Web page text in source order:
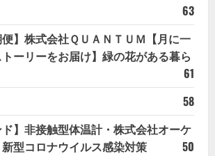
63
便】株式会社ＱＵＡＮＴＵＭ【月に一
ーリーをお届け】緑の花がある暮ら
61
58
ド】非接触型体温計・株式会社オーケ
型コロナウイルス感染対策
50